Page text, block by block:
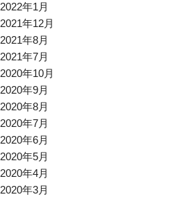
2022年1月
2021年12月
2021年8月
2021年7月
2020年10月
2020年9月
2020年8月
2020年7月
2020年6月
2020年5月
2020年4月
2020年3月